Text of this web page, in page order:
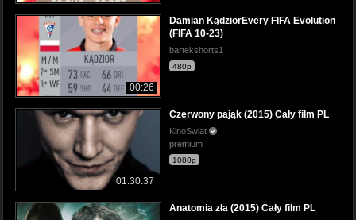
00:26
Damian KądziorEvery FIFA Evolution
(FIFA 10-23)
bartekshorts1
480p
01:30:37
Czerwony pająk (2015) Cały film PL
KinoSwiat
premium
1080p
Anatomia zła (2015) Cały film PL